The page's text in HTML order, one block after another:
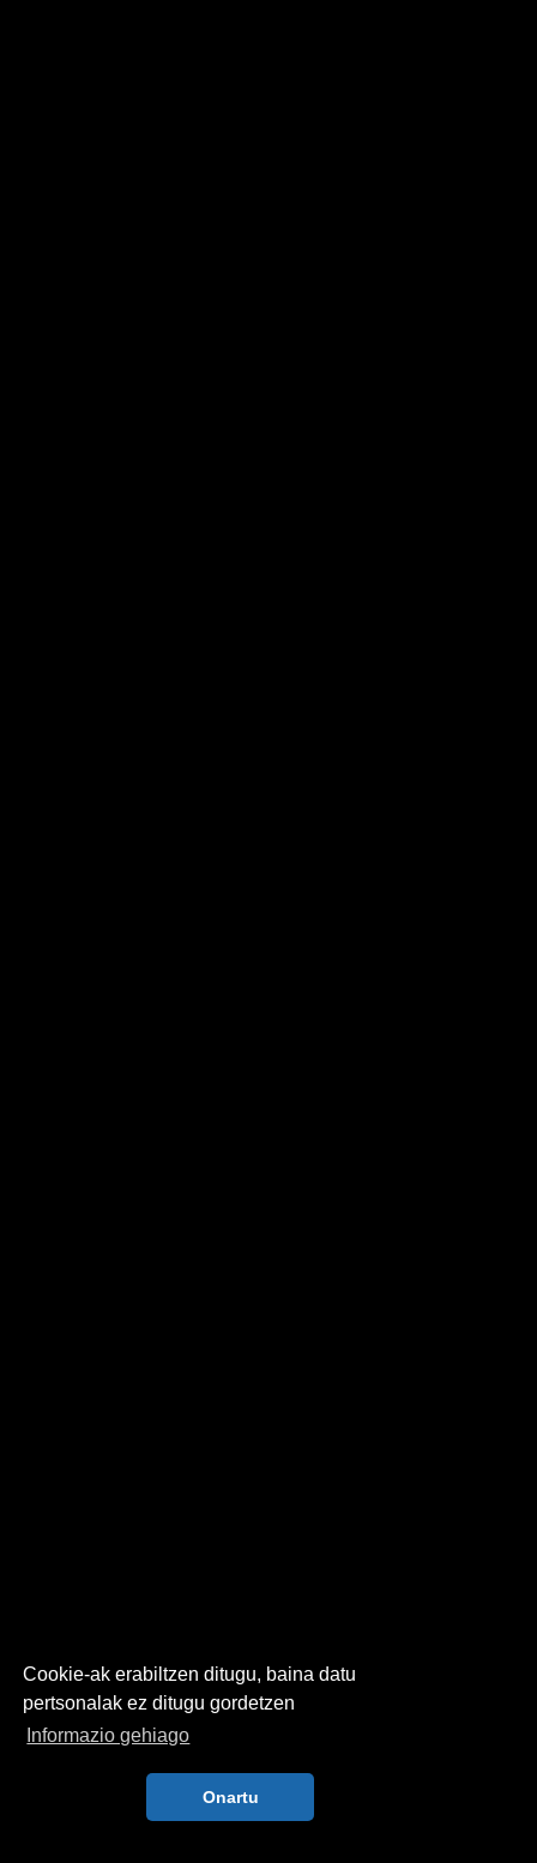
Cookie-ak erabiltzen ditugu, baina datu
pertsonalak ez ditugu gordetzen
Informazio gehiago
Onartu